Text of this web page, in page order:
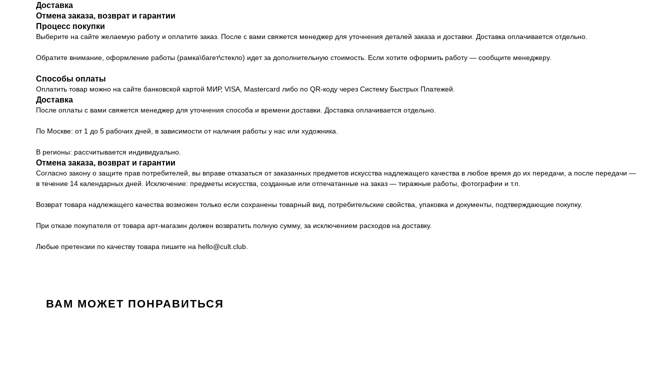
Доставка
Отмена заказа, возврат и гарантии
Процесс покупки
Выберите на сайте желаемую работу и оплатите заказ. После с вами свяжется менеджер для уточнения деталей заказа и доставки. Доставка оплачивается отдельно.
Обратите внимание, оформление работы (рамка\багет\стекло) идет за дополнительную стоимость. Если хотите оформить работу — сообщите менеджеру.
Способы оплаты
Оплатить товар можно на сайте банковской картой МИР, VISA, Mastercard либо по QR-коду через Систему Быстрых Платежей.
Доставка
После оплаты с вами свяжется менеджер для уточнения способа и времени доставки. Доставка оплачивается отдельно.
По Москве: от 1 до 5 рабочих дней, в зависимости от наличия работы у нас или художника.
В регионы: рассчитывается индивидуально.
Отмена заказа, возврат и гарантии
Согласно закону о защите прав потребителей, вы вправе отказаться от заказанных предметов искусства надлежащего качества в любое время до их передачи, а после передачи —
в течение 14 календарных дней. Исключение: предметы искусства, созданные или отпечатанные на заказ — тиражные работы, фотографии и т.п.
Возврат товара надлежащего качества возможен только если сохранены товарный вид, потребительские свойства, упаковка и документы, подтверждающие покупку.
При отказе покупателя от товара арт-магазин должен возвратить полную сумму, за исключением расходов на доставку.
Любые претензии по качеству товара пишите на hello@cult.club.
ВАМ МОЖЕТ ПОНРАВИТЬСЯ